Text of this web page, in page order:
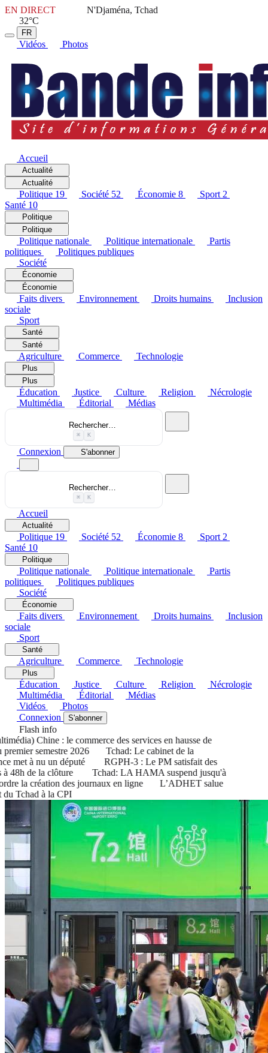
EN DIRECT
N'Djaména, Tchad
32°C
FR
Vidéos Photos
Accueil
Actualité
Actualité
Politique 19 Société 52 Économie 8 Sport 2
Santé 10
Politique
Politique
Politique nationale Politique internationale
Partis
politiques
Politiques publiques
Société
Économie
Économie
Faits divers Environnement Droits humains
Inclusion
sociale
Sport
Santé
Santé
Agriculture Commerce Technologie
Plus
Plus
Éducation Justice Culture Religion
Nécrologie
Multimédia
Éditorial Médias
Rechercher…
⌘ K
Connexion S'abonner
Rechercher…
⌘ K
Accueil
Actualité
Politique 19 Société 52 Économie 8 Sport 2
Santé 10
Politique
Politique nationale Politique internationale
Partis
politiques
Politiques publiques
Société
Économie
Faits divers Environnement Droits humains
Inclusion
sociale
Sport
Santé
Agriculture Commerce Technologie
Plus
Éducation Justice Culture Religion
Nécrologie
Multimédia
Éditorial
Médias
Vidéos
Photos
Connexion
S'abonner
Flash info
Chine : le commerce des services en hausse de
semestre 2026
Tchad: Le cabinet de la
met à nu un député
RGPH-3 : Le PM satisfait des
de la clôture
Tchad: LA HAMA suspend jusqu'à
la création des journaux en ligne
L’ADHET salue
Tchad à la CPI